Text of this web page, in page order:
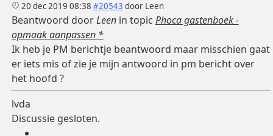
20 dec 2019 08:38 #20543 door Leen
Beantwoord doorLeenin topic Phoca gastenboek -
opmaak aanpassen *
Ik heb je PM berichtje beantwoord maar misschien gaat
er iets mis of zie je mijn antwoord in pm bericht over
het hoofd ?
lvda
Discussie gesloten.